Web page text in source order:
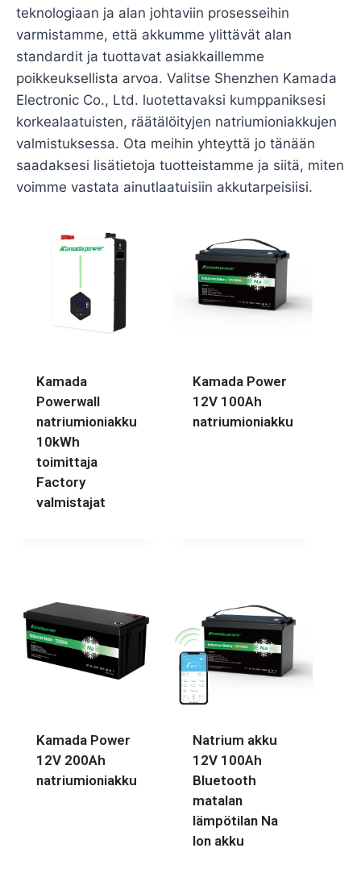
teknologiaan ja alan johtaviin prosesseihin
varmistamme, että akkumme ylittävät alan
standardit ja tuottavat asiakkaillemme
poikkeuksellista arvoa. Valitse Shenzhen Kamada
Electronic Co., Ltd. luotettavaksi kumppaniksesi
korkealaatuisten, räätälöityjen natriumioniakkujen
valmistuksessa. Ota meihin yhteyttä jo tänään
saadaksesi lisätietoja tuotteistamme ja siitä, miten
voimme vastata ainutlaatuisiin akkutarpeisiisi.
Kamada
Powerwall
natriumioniakku
10kWh
toimittaja
Factory
valmistajat
Kamada Power
12V 100Ah
natriumioniakku
Kamada Power
12V 200Ah
natriumioniakku
Natrium akku
12V 100Ah
Bluetooth
matalan
lämpötilan Na
Ion akku